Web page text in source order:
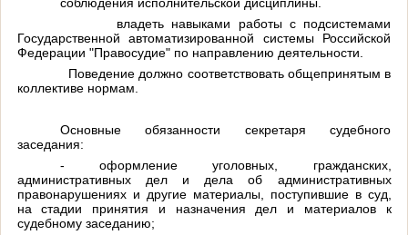
владеть навыками работы с подсистемами
Государственной автоматизированной системы Российской
Федерации "Правосудие" по направлению деятельности.
Поведение должно соответствовать общепринятым в
коллективе нормам.
Основные обязанности секретаря судебного
заседания:
- оформление уголовных, гражданских,
административных дел и дела об административных
правонарушениях и другие материалы, поступившие в суд,
на стадии принятия и назначения дел и материалов к
судебному заседанию;